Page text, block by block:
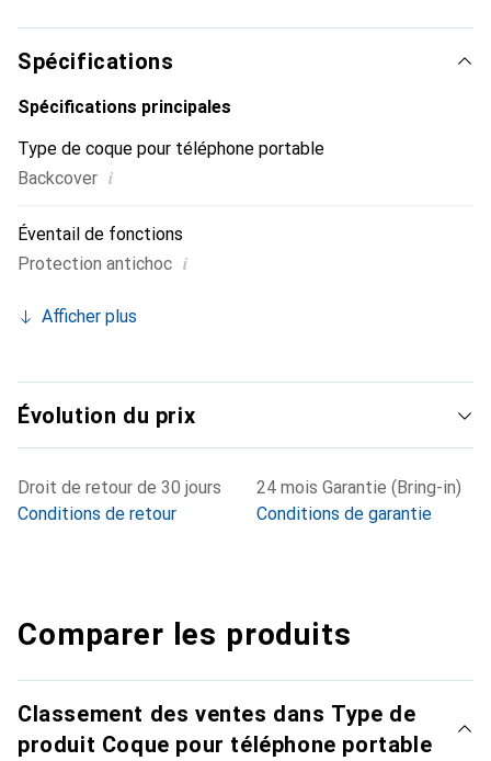
produits et constitue un choix sûr pour une clientèle
exigeante.
Spécifications
Spécifications principales
Type de coque pour téléphone portable
Backcover i
Éventail de fonctions
Protection antichoc i
Afficher plus
Évolution du prix
Droit de retour de 30 jours
Conditions de retour
24 mois Garantie (Bring-in)
Conditions de garantie
Comparer les produits
Classement des ventes dans Type de
produit Coque pour téléphone portable